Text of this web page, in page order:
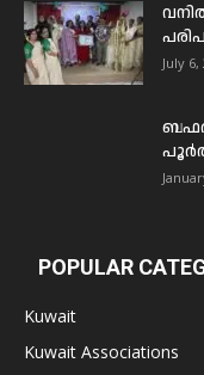
July 6,
POPULAR
Kuwait
Kuwait Associations